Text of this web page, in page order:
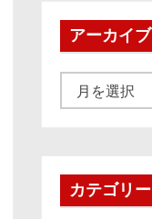
アーカイブ
ー
ブカテゴリー